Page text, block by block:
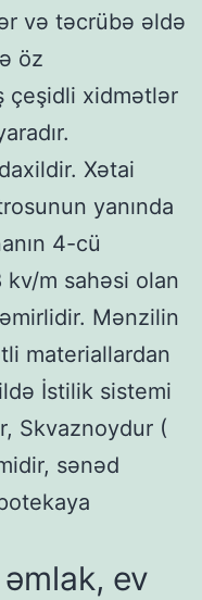
və təcrübə əldə
öz
çeşidli xidmətlər
Xətai
yanında
4-cü
kv/m sahəsi olan
Mənzilin
materiallardan
İstilik sistemi
Skvaznoydur (
sənəd
ev